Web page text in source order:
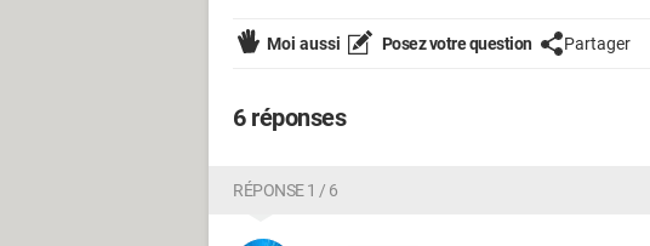
Moi aussi Posez votre question Partager
6 réponses
RÉPONSE 1 / 6